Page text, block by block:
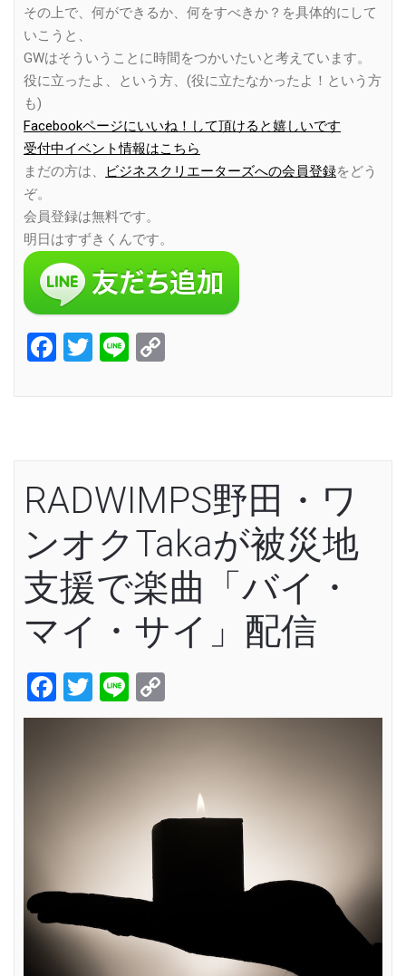
その上で、何ができるか、何をすべきか？を具体的にして
いこうと、
GWはそういうことに時間をつかいたいと考えています。
役に立ったよ、という方、(役に立たなかったよ！という方
も)
Facebookページにいいね！して頂けると嬉しいです
受付中イベント情報はこちら
まだの方は、
ビジネスクリエーターズへの会員登録をどう
ぞ。
会員登録は無料です。
明日はすずきくんです。
Facebook
Twitter
Line
RADWIMPS野田・ワ
ンオクTakaが被災地
支援で楽曲「バイ・
マイ・サイ」配信
Facebook
Twitter
Line
Link